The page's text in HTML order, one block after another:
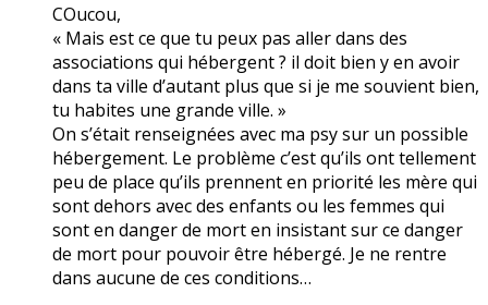
COucou,
« Mais est ce que tu peux pas aller dans des
associations qui hébergent ? il doit bien y en avoir
dans ta ville d’autant plus que si je me souvient bien,
tu habites une grande ville. »
On s’était renseignées avec ma psy sur un possible
hébergement. Le problème c’est qu’ils ont tellement
peu de place qu’ils prennent en priorité les mère qui
sont dehors avec des enfants ou les femmes qui
sont en danger de mort en insistant sur ce danger
de mort pour pouvoir être hébergé. Je ne rentre
dans aucune de ces conditions…